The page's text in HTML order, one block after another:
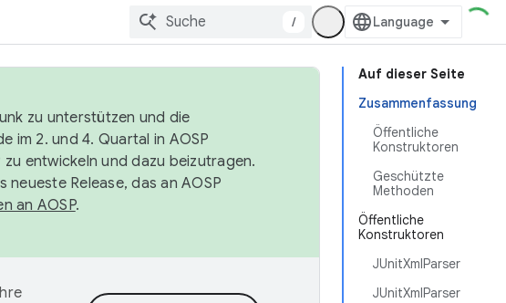
/
Auf dieser Seite
Zusammenfassung
Öffentliche
Konstruktoren
Geschützte
Methoden
Öffentliche
Konstruktoren
JUnitXmlParser
JUnitXmlParser
zu unterstützen und die
im 2. und 4. Quartal in AOSP
zu entwickeln und dazu beizutragen.
neueste Release, das an AOSP
an AOSP.